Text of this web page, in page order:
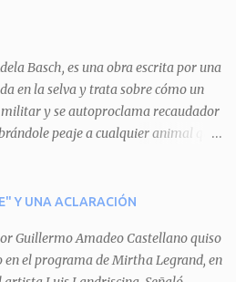
Basch, es una obra escrita por una
en la selva y trata sobre cómo un
y se autoproclama recaudador
peaje a cualquier animal que
pasa con Tatú, el armadillo.
último, Tui, la cotorra, deja
y arenga a los otros tres
Y UNA ACLARACIÓN
Guillermo Amadeo Castellano quiso
el programa de Mirtha Legrand, en